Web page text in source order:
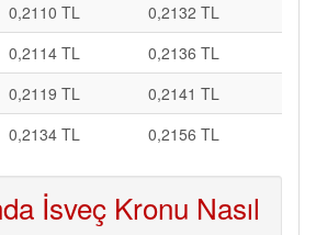
0,2110 TL
0,2132 TL
0,2114 TL
0,2136 TL
0,2119 TL
0,2141 TL
0,2134 TL 0,2156 TL
İsveç Kronu Nasıl